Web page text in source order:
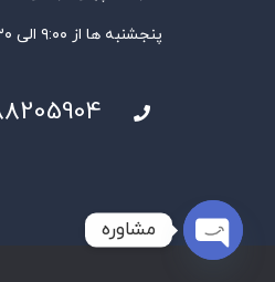
پنجشنبه ها از ۹:۰۰ الی ۱۲:۳۰
مشاوره